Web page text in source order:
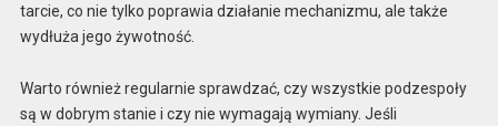
tarcie, co nie tylko poprawia działanie mechanizmu, ale także
wydłuża jego żywotność.
Warto również regularnie sprawdzać, czy wszystkie podzespoły
są w dobrym stanie i czy nie wymagają wymiany. Jeśli